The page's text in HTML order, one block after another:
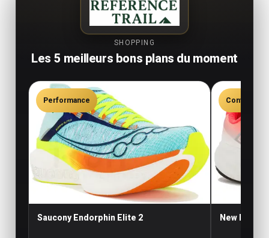
SHOPPING
Les 5 meilleurs bons plans du moment
Performance
Saucony Endorphin Elite 2
Confort
New